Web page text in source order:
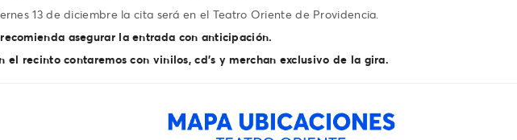
13 de diciembre la cita será en el Teatro Oriente de Providencia.
asegurar la entrada con anticipación.
el recinto contaremos con vinilos, cd's y merchan exclusivo de la gira.